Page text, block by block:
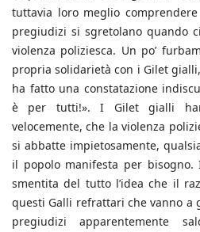
tuttavia loro meglio
pregiudizi si sgretolano quando
violenza poliziesca. Un po’
propria solidarietà con i Gilet
ha fatto una constatazione
è per tutti!». I Gilet gialli
velocemente, che la violenza
si abbatte impietosamente,
il popolo manifesta per
smentita del tutto l’idea che il
questi Galli refrattari che vanno a
pregiudizi apparentemente